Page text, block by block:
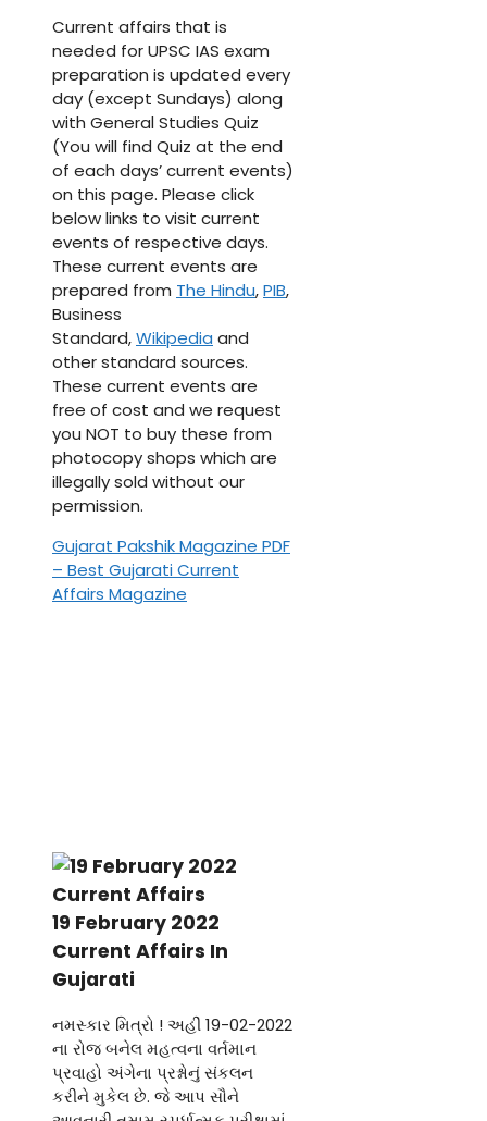
Current affairs that is
needed for UPSC IAS exam
preparation is updated every
day (except Sundays) along
with General Studies Quiz
(You will find Quiz at the end
of each days’ current events)
on this page. Please click
below links to visit current
events of respective days.
These current events are
prepared from The Hindu,PIB,
Business
Standard,Wikipedia and
other standard sources.
These current events are
free of cost and we request
you NOT to buy these from
photocopy shops which are
illegally sold without our
permission.
Gujarat Pakshik Magazine PDF
– Best Gujarati Current
Affairs Magazine
19 February 2022
Current Affairs In
Gujarati
નમસ્કાર મિત્રો ! અહીં 19-02-2022
ના રોજ બનેલ મહત્વના વર્તમાન
પ્રવાહો અંગેના પ્રશ્નોનું સંકલન
કરીને મુકેલ છે. જે આપ સૌને